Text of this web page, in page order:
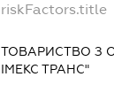
riskFactors.title
ТОВАРИСТВО З
ІМЕКС ТРАНС"